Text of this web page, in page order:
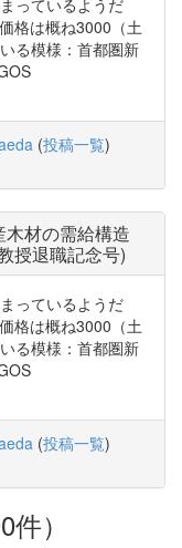
っているようだ
格は概ね3000（土
る模様：首都圏新
(投稿一覧)
木材の需給構造
授退職記念号)
っているようだ
格は概ね3000（土
る模様：首都圏新
(投稿一覧)
）